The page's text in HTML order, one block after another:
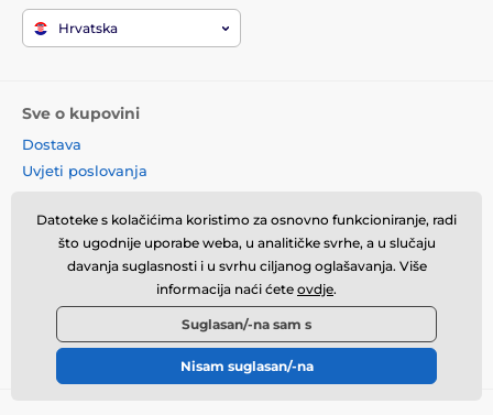
Hrvatska
Sve o kupovini
Dostava
Uvjeti poslovanja
Povrat robe
Zamjena robe
Načela o korištenju kolačića
Kontaktne informacije
Informacije o obradi osobnih
podataka
Datoteke s kolačićima koristimo za osnovno funkcioniranje, radi
što ugodnije uporabe weba, u analitičke svrhe, a u slučaju
davanja suglasnosti i u svrhu ciljanog oglašavanja. Više
informacija naći ćete ovdje.
Suglasan/-na sam s
Nisam suglasan/-na